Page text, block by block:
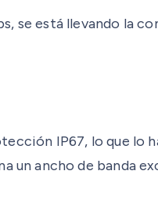
se está llevando la
IP67, lo que lo
un ancho de banda